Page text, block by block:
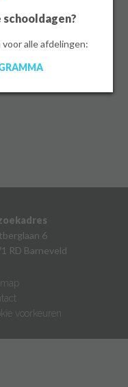
alle afdelingen:
via de
6
RD Barneveld
voorkeuren